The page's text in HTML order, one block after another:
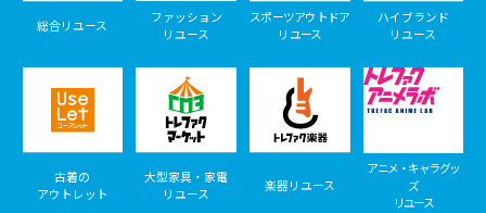
総合リユース
ファッション
リユース
スポーツアウトドア
リユース
ハイブランド
リユース
古着の
アウトレット
大型家具・家電
リユース
楽器リユース
アニメ・キャラグッ
ズ
リユース